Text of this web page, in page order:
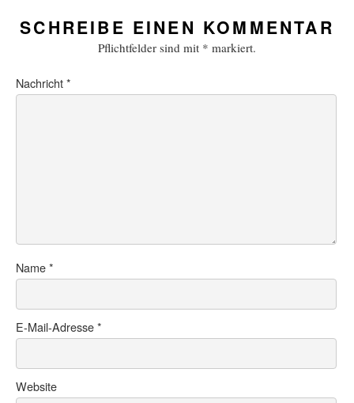
SCHREIBE EINEN KOMMENTAR
Pflichtfelder sind mit * markiert.
Nachricht*
Name*
E-Mail-Adresse*
Website